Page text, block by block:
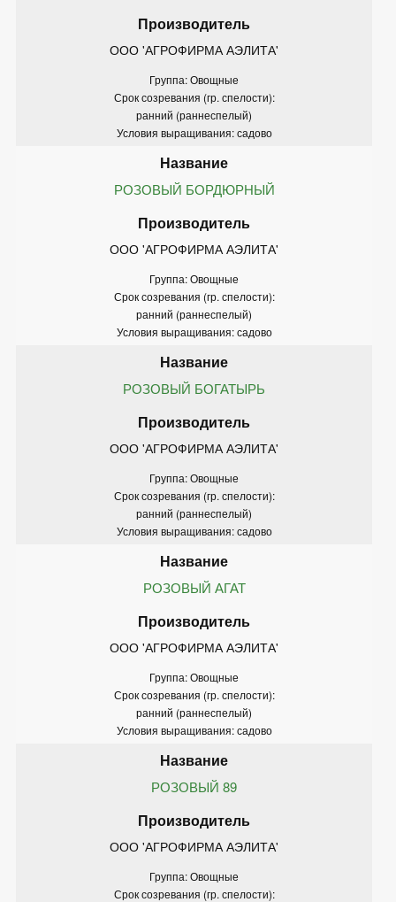
ООО 'АГРОФИРМА АЭЛИТА'
Группа: Овощные
Срок созревания (гр. спелости):
ранний (раннеспелый)
Условия выращивания: садово
РОЗОВЫЙ БОРДЮРНЫЙ
ООО 'АГРОФИРМА АЭЛИТА'
Группа: Овощные
Срок созревания (гр. спелости):
ранний (раннеспелый)
Условия выращивания: садово
РОЗОВЫЙ БОГАТЫРЬ
ООО 'АГРОФИРМА АЭЛИТА'
Группа: Овощные
Срок созревания (гр. спелости):
ранний (раннеспелый)
Условия выращивания: садово
РОЗОВЫЙ АГАТ
ООО 'АГРОФИРМА АЭЛИТА'
Группа: Овощные
Срок созревания (гр. спелости):
ранний (раннеспелый)
Условия выращивания: садово
РОЗОВЫЙ 89
ООО 'АГРОФИРМА АЭЛИТА'
Группа: Овощные
Срок созревания (гр. спелости):